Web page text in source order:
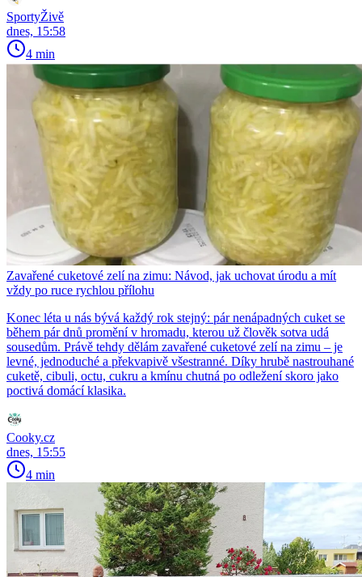
SportyŽivě
dnes, 15:58
4 min
Zavařené cuketové zelí na zimu: Návod, jak uchovat úrodu a mít
vždy po ruce rychlou přílohu
Konec léta u nás bývá každý rok stejný: pár nenápadných cuket se
během pár dnů promění v hromadu, kterou už člověk sotva udá
sousedům. Právě tehdy dělám zavařené cuketové zelí na zimu – je
levné, jednoduché a překvapivě všestranné. Díky hrubě nastrouhané
cuketě, cibuli, octu, cukru a kmínu chutná po odležení skoro jako
poctivá domácí klasika.
Cooky.cz
dnes, 15:55
4 min